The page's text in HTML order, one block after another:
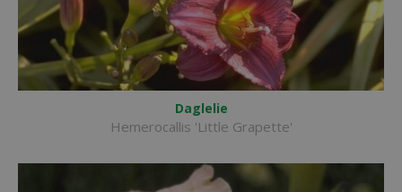
Daglelie
Hemerocallis 'Little Grapette'